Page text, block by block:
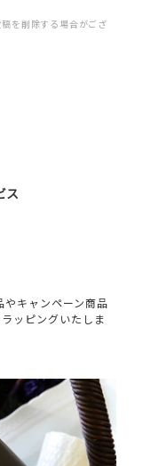
を削除する場合がござ
ス
キャンペーン商品
ッピングいたしま